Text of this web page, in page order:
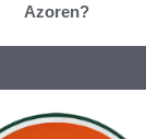
Azoren?